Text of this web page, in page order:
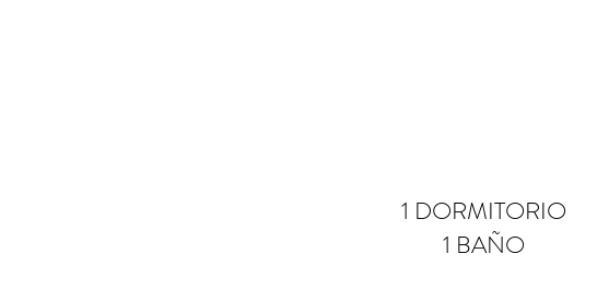
1 DORMITORIO
1 BAÑO